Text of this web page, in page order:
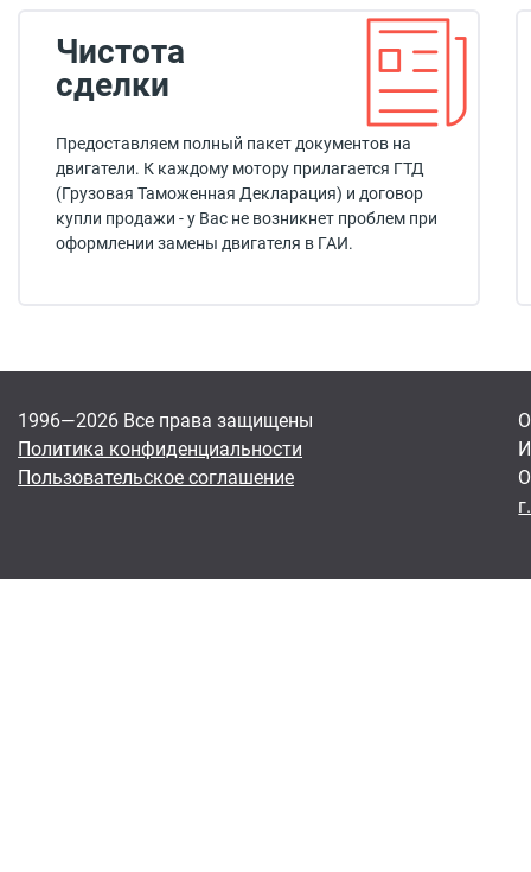
Чистота
сделки
Предоставляем полный пакет документов на
двигатели. К каждому мотору прилагается ГТД
(Грузовая Таможенная Декларация) и договор
купли продажи - у Вас не возникнет проблем при
оформлении замены двигателя в ГАИ.
1996—2026 Все права защищены
Политика конфиденциальности
Пользовательское соглашение